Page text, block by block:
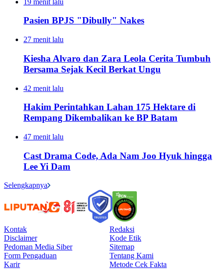
Pasien BPJS "Dibully" Nakes
27 menit lalu
Kiesha Alvaro dan Zara Leola Cerita Tumbuh
Bersama Sejak Kecil Berkat Ungu
42 menit lalu
Hakim Perintahkan Lahan 175 Hektare di
Rempang Dikembalikan ke BP Batam
47 menit lalu
Cast Drama Code, Ada Nam Joo Hyuk hingga
Lee Yi Dam
Selengkapnya
Kontak
Redaksi
Disclaimer
Kode Etik
Pedoman Media Siber
Sitemap
Form Pengaduan
Tentang Kami
Karir
Metode Cek Fakta